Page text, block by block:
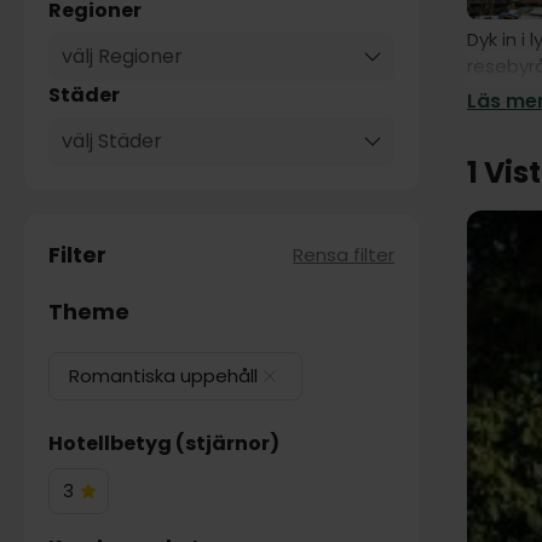
Regioner
välj Regioner
Städer
välj Städer
Filter Rensa filter
Theme
Romantiska uppehåll
Hotellbetyg (stjärnor)
3
3
Dyk in i
eller
Läs
1